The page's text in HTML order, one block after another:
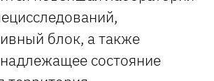
блок, а также
состояние